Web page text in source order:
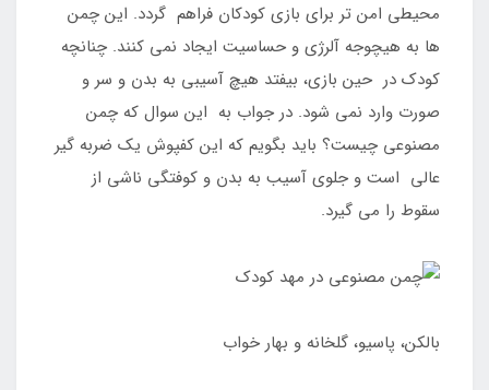
محیطی امن تر برای بازی کودکان فراهم گردد. این چمن
ها به هیچوجه آلرژی و حساسیت ایجاد نمی کنند. چنانچه
کودک در حین بازی، بیفتد هیچ آسیبی به بدن و سر و
صورت وارد نمی شود. در جواب به این سوال که چمن
مصنوعی چیست؟ باید بگویم که این کفپوش یک ضربه گیر
عالی است و جلوی آسیب به بدن و کوفتگی ناشی از
سقوط را می گیرد.
بالکن، پاسیو، گلخانه و بهار خواب